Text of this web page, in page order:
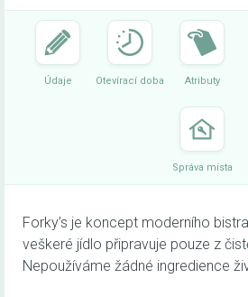
Údaje Otevírací doba Atributy
Správa místa
Forky’s je koncept moderního
veškeré jídlo připravuje pouze z
Nepoužíváme žádné ingredience